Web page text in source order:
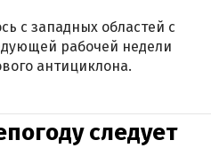
с западных областей с
рабочей недели
антициклона.
следует